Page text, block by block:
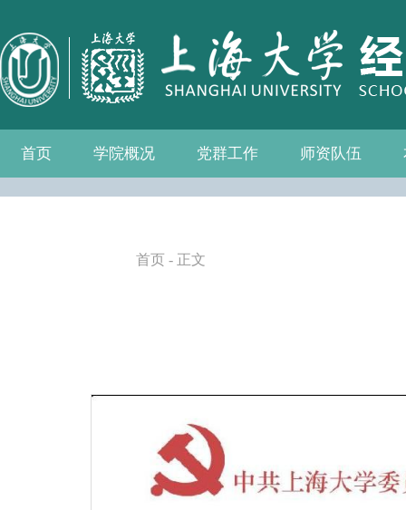
首页 学院概况
学院介绍 学院简介
发展历程
历任院长
现任领导
组织机构
学院愿景
党群工作
党务公开
党的建设
群众团体 工会
青联会
妇委会
退管会
学院制度
师资队伍
教师名录
人事专栏
招聘信息
博士后流动站
首页 - 正文